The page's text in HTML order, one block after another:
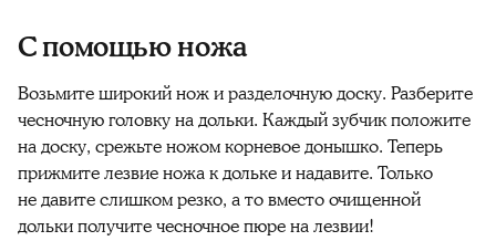
С помощью ножа
Возьмите широкий нож и разделочную доску. Разберите
чесночную головку на дольки. Каждый зубчик положите
на доску, срежьте ножом корневое донышко. Теперь
прижмите лезвие ножа к дольке и надавите. Только
не давите слишком резко, а то вместоочищенной
дольки получите чесночное пюре на лезвии!